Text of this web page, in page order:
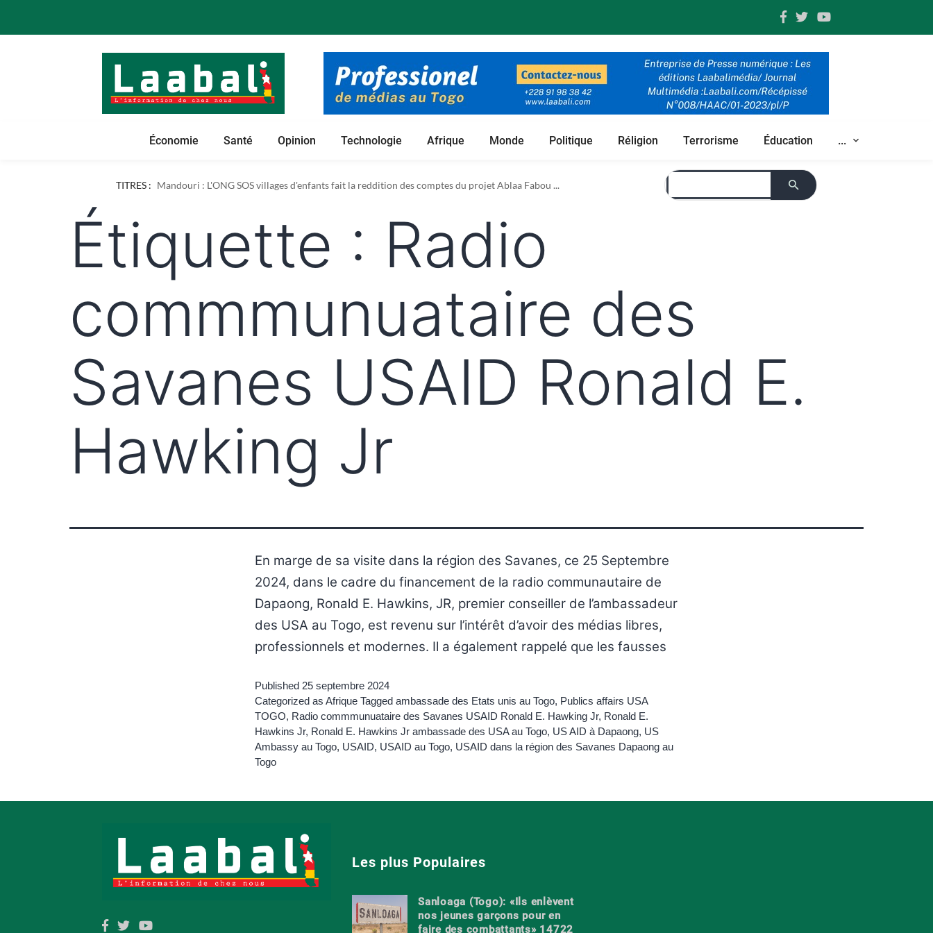
Économie Santé Opinion Technologie Afrique Monde Politique Réligion Terrorisme Éducation ...
TITRES : Mandouri : L'ONG SOS villages d'enfants fait la reddition des comptes du projet Ablaa Fabou ...
Étiquette : Radio
commmunuataire des
Savanes USAID Ronald E.
Hawking Jr
En marge de sa visite dans la région des Savanes, ce 25 Septembre
2024, dans le cadre du financement de la radio communautaire de
Dapaong, Ronald E. Hawkins, JR, premier conseiller de l’ambassadeur
des USA au Togo, est revenu sur l’intérêt d’avoir des médias libres,
professionnels et modernes. Il a également rappelé que les fausses
Published 25 septembre 2024
Categorized as Afrique Tagged ambassade des Etats unis au Togo, Publics affairs USA
TOGO, Radio commmunuataire des Savanes USAID Ronald E. Hawking Jr, Ronald E.
Hawkins Jr, Ronald E. Hawkins Jr ambassade des USA au Togo, US AID à Dapaong, US
Ambassy au Togo, USAID, USAID au Togo, USAID dans la région des Savanes Dapaong au
Togo
Les plus Populaires
Sanloaga (Togo): «Ils enlèvent
nos jeunes garçons pour en
faire des combattants» 14722